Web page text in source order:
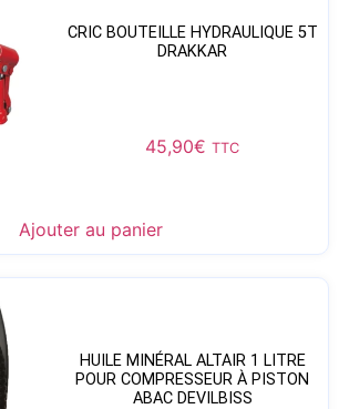
CRIC BOUTEILLE HYDRAULIQUE 5T
DRAKKAR
45,90€ TTC
Ajouter au panier
HUILE MINÉRAL ALTAIR 1 LITRE
POUR COMPRESSEUR À PISTON
ABAC DEVILBISS